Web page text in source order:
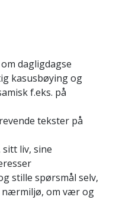
dagligdagse
kasusbøying og
f.eks. på
tekster på
liv, sine
stille spørsmål selv,
nærmiljø, om vær og